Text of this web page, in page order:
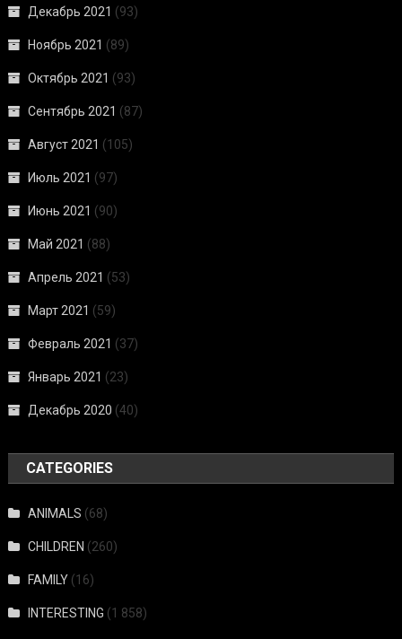
Декабрь 2021 (93)
Ноябрь 2021 (89)
Октябрь 2021 (93)
Сентябрь 2021 (87)
Август 2021 (105)
Июль 2021 (97)
Июнь 2021 (90)
Май 2021 (88)
Апрель 2021 (53)
Март 2021 (59)
Февраль 2021 (37)
Январь 2021 (23)
Декабрь 2020 (40)
CATEGORIES
ANIMALS (68)
CHILDREN (260)
FAMILY (16)
INTERESTING (1 858)